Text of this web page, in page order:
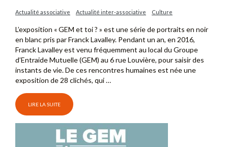
Actualité associative Actualité inter-associative Culture
L’exposition « GEM et toi ? » est une série de portraits en noir
en blanc pris par Franck Lavalley. Pendant un an, en 2016,
Franck Lavalley est venu fréquemment au local du Groupe
d’Entraide Mutuelle (GEM) au 6 rue Louvière, pour saisir des
instants de vie. De ces rencontres humaines est née une
exposition de 28 clichés, qui …
LIRE LA SUITE